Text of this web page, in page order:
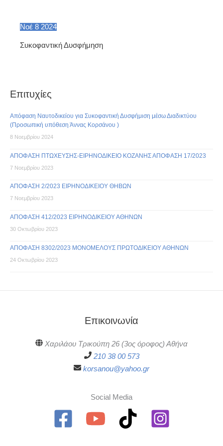
Νοέ 8 2024
Συκοφαντική Δυσφήμηση
Επιτυχίες
Απόφαση Ναυτοδικείου για Συκοφαντική Δυσφήμιση μέσω Διαδικτύου
(Προσωπική υπόθεση Άννας Κορσάνου )
8 Νοεμβρίου 2024
ΑΠΟΦΑΣΗ ΠΤΩΧΕΥΣΗΣ-ΕΙΡΗΝΟΔΙΚΕΙΟ ΚΟΖΑΝΗΣ ΑΠΟΦΑΣΗ 17/2023
7 Νοεμβρίου 2023
ΑΠΟΦΑΣΗ 2/2023 ΕΙΡΗΝΟΔΙΚΕΙΟΥ ΘΗΒΩΝ
7 Νοεμβρίου 2023
ΑΠΟΦΑΣΗ 412/2023 ΕΙΡΗΝΟΔΙΚΕΙΟΥ ΑΘΗΝΩΝ
30 Οκτωβρίου 2023
ΑΠΟΦΑΣΗ 8302/2023 ΜΟΝΟΜΕΛΟΥΣ ΠΡΩΤΟΔΙΚΕΙΟΥ ΑΘΗΝΩΝ
24 Οκτωβρίου 2023
Επικοινωνία
Χαριλάου Τρικούπη 26 (3ος όροφος) Αθήνα
210 38 00 573
korsanou@yahoo.gr
Social Media